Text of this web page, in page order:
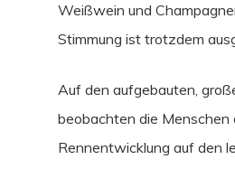
Weißwein und
Stimmung ist trotzdem
Auf den aufgebauten,
beobachten die Menschen
Rennentwicklung auf den